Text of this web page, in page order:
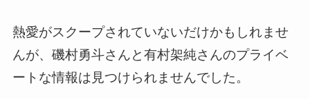
熱愛がスクープされていないだけかもしれませ
んが、磯村勇斗さんと有村架純さんのプライベ
ートな情報は見つけられませんでした。